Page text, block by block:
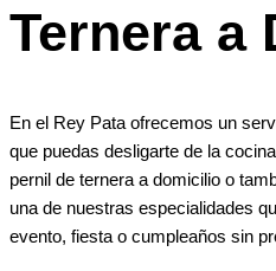
Ternera a
En el Rey Pata ofrecemos un
que puedas desligarte de la
pernil de ternera a domicilio o
una de nuestras especialidades
evento, fiesta o cumpleaños sin